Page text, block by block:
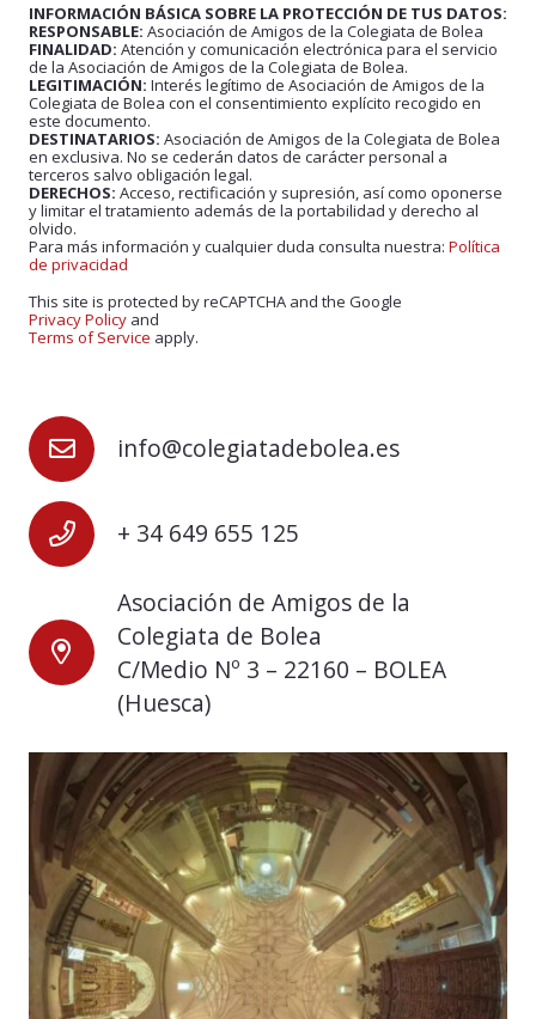
info@colegiatadebolea.es
+ 34 649 655 125
Asociación de Amigos de la
Colegiata de Bolea
C/Medio Nº 3 – 22160 – BOLEA
(Huesca)
INFORMACIÓN BÁSICA SOBRE LA PROTECCIÓN DE TUS DATOS:
RESPONSABLE: Asociación de Amigos de la Colegiata de Bolea
FINALIDAD: Atención y comunicación electrónica para el servicio
de la Asociación de Amigos de la Colegiata de Bolea.
LEGITIMACIÓN: Interés legítimo de Asociación de Amigos de la
Colegiata de Bolea con el consentimiento explícito recogido en
este documento.
DESTINATARIOS: Asociación de Amigos de la Colegiata de Bolea
en exclusiva. No se cederán datos de carácter personal a
terceros salvo obligación legal.
DERECHOS: Acceso, rectificación y supresión, así como oponerse
y limitar el tratamiento además de la portabilidad y derecho al
olvido.
Para más información y cualquier duda consulta nuestra: Política
de privacidad
This site is protected by reCAPTCHA and the Google
Privacy Policy and
Terms of Service apply.